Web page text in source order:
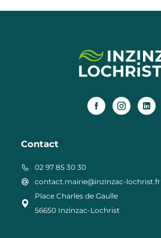
Contact
02 97 85 30 30
contact.mairie@inzinzac-lochrist.fr
Place Charles de Gaulle
56650 Inzinzac-Lochrist